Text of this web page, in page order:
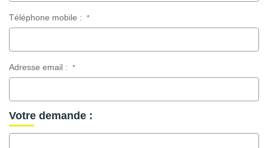
Téléphone mobile : *
Adresse email : *
Votre demande :